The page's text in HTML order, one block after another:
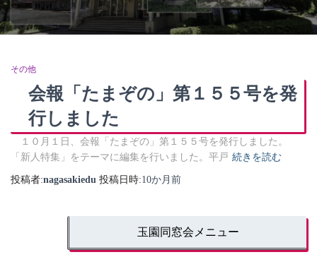
ョ
ン
を
その他
会報「たまぞの」第１５５号を発
行しました
１０月１日、会報「たまぞの」第１５５号を発行しました。
「新人特集」をテーマに編集を行いました。平戸 続きを読む
投稿者:nagasakiedu 投稿日時:10か月 前
玉園同窓会メニュー